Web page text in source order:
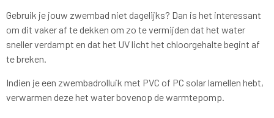
Gebruik je jouw zwembad niet dagelijks? Dan is het interessant
om dit vaker af te dekken om zo te vermijden dat het water
sneller verdampt en dat het UV licht het chloorgehalte begint af
te breken.
Indien je een zwembadrolluik met PVC of PC solar lamellen hebt,
verwarmen deze het water bovenop de warmtepomp.